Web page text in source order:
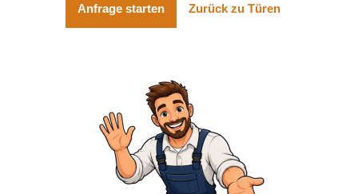
Anfrage starten Zurück zu Türen